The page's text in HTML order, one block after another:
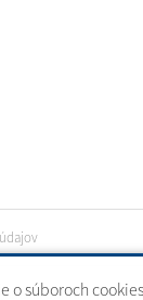
o súboroch
domény|